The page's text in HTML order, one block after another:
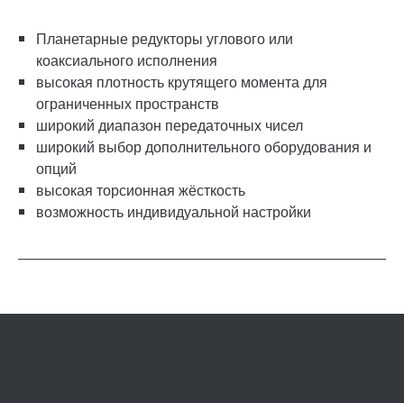
Планетарные редукторы углового или
коаксиального исполнения
высокая плотность крутящего момента для
ограниченных пространств
широкий диапазон передаточных чисел
широкий выбор дополнительного оборудования и
опций
высокая торсионная жёсткость
возможность индивидуальной настройки